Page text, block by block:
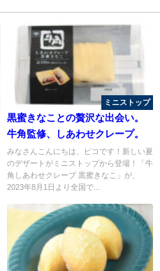
ミニストップ
黒蜜きなことの贅沢な出会い。
牛角監修、しあわせクレープ。
みなさんこんにちは、ピコです！新しい夏
のデザートがミニストップから登場！「牛
角しあわせクレープ 黒蜜きなこ」が、
2023年8月1日より全国で...